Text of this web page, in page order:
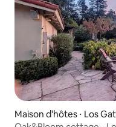
Maison d'hôtes ⋅ Los